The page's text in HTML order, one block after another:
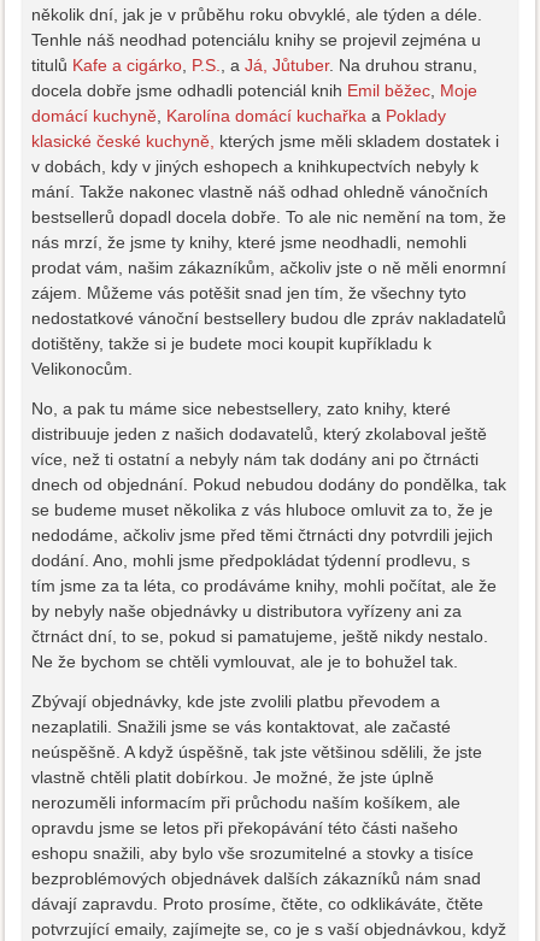
několik dní, jak je v průběhu roku obvyklé, ale týden a déle.
Tenhle náš neodhad potenciálu knihy se projevil zejména u
titulů Kafe a cigárko P.S. , aJá, Jůtuber. Na druhou stranu,
docela dobře jsme odhadli potenciál knih Emil běžec Moje
domácí kuchyně Karolína domácí kuchařka a Poklady
klasické české kuchyně, kterých jsme měli skladem dostatek i
v dobách, kdy v jiných eshopech a knihkupectvích nebyly k
mání. Takže nakonec vlastně náš odhad ohledně vánočních
bestsellerů dopadl docela dobře. To ale nic nemění na tom, že
nás mrzí, že jsme ty knihy, které jsme neodhadli, nemohli
prodat vám, našim zákazníkům, ačkoliv jste o ně měli enormní
zájem. Můžeme vás potěšit snad jen tím, že všechny tyto
nedostatkové vánoční bestsellery budou dle zpráv nakladatelů
dotištěny, takže si je budete moci koupit kupříkladu k
Velikonocům.
No, a pak tu máme sice nebestsellery, zato knihy, které
distribuuje jeden z našich dodavatelů, který zkolaboval ještě
více, než ti ostatní a nebyly nám tak dodány ani po čtrnácti
dnech od objednání. Pokud nebudou dodány do pondělka, tak
se budeme muset několika z vás hluboce omluvit za to, že je
nedodáme, ačkoliv jsme před těmi čtrnácti dny potvrdili jejich
dodání. Ano, mohli jsme předpokládat týdenní prodlevu, s
tím jsme za ta léta, co prodáváme knihy, mohli počítat, ale že
by nebyly naše objednávky u distributora vyřízeny ani za
čtrnáct dní, to se, pokud si pamatujeme, ještě nikdy nestalo.
Ne že bychom se chtěli vymlouvat, ale je to bohužel tak.
Zbývají objednávky, kde jste zvolili platbu převodem a
nezaplatili. Snažili jsme se vás kontaktovat, ale začasté
neúspěšně. A když úspěšně, tak jste většinou sdělili, že jste
vlastně chtěli platit dobírkou. Je možné, že jste úplně
nerozuměli informacím při průchodu naším košíkem, ale
opravdu jsme se letos při překopávání této části našeho
eshopu snažili, aby bylo vše srozumitelné a stovky a tisíce
bezproblémových objednávek dalších zákazníků nám snad
dávají zapravdu. Proto prosíme, čtěte, co odklikáváte, čtěte
potvrzující emaily, zajímejte se, co je s vaší objednávkou, když